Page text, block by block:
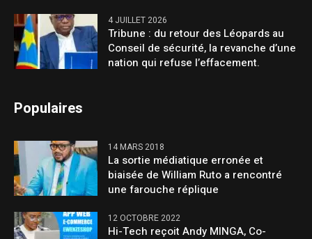
4 JUILLET 2026
Tribune : du retour des Léopards au
Conseil de sécurité, la revanche d’une
nation qui refuse l’effacement.
Populaires
14 MARS 2018
La sortie médiatique erronée et
biaisée de William Ruto a rencontré
une farouche réplique
12 OCTOBRE 2022
Hi-Tech reçoit Andy MINGA, Co-